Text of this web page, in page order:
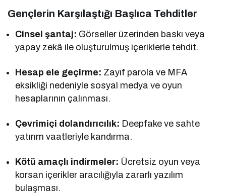
Gençlerin Karşılaştığı Başlıca Tehditler
Cinsel şantaj: Görseller üzerinden baskı veya
yapay zekâ ile oluşturulmuş içeriklerle tehdit.
Hesap ele geçirme: Zayıf parola ve MFA
eksikliği nedeniyle sosyal medya ve oyun
hesaplarının çalınması.
Çevrimiçi dolandırıcılık: Deepfake ve sahte
yatırım vaatleriyle kandırma.
Kötü amaçlı indirmeler: Ücretsiz oyun veya
korsan içerikler aracılığıyla zararlı yazılım
bulaşması.